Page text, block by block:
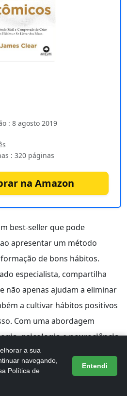
: 8 agosto 2019
: 320 páginas
na Amazon
best-seller que pode
ao apresentar um método
de bons hábitos.
especialista, compartilha
não apenas ajudam a eliminar
a cultivar hábitos positivos
Com uma abordagem
,psicologiaeneurociência,
acessível para qualquer pessoa
rotina e alcançar seus
a sua
navegando,
Política de
Entendi